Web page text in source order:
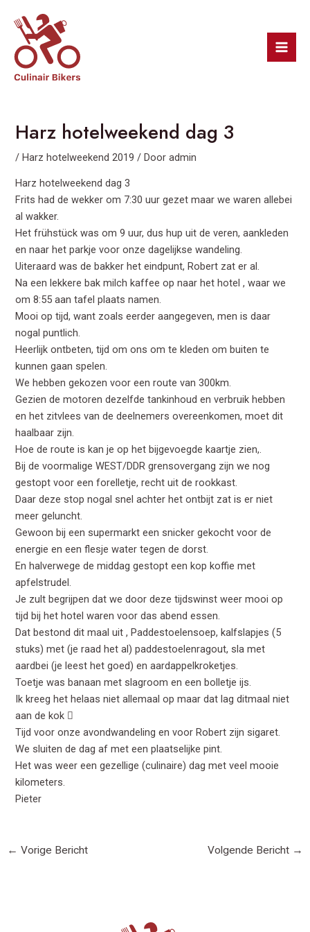
naar
inhoud
Harz hotelweekend dag 3
/Harz hotelweekend 2019 / Dooradmin
Harz hotelweekend dag 3
Frits had de wekker om 7:30 uur gezet maar we waren allebei
al wakker.
Het frühstück was om 9 uur, dus hup uit de veren, aankleden
en naar het parkje voor onze dagelijkse wandeling.
Uiteraard was de bakker het eindpunt, Robert zat er al.
Na een lekkere bak milch kaffee op naar het hotel , waar we
om 8:55 aan tafel plaats namen.
Mooi op tijd, want zoals eerder aangegeven, men is daar
nogal puntlich.
Heerlijk ontbeten, tijd om ons om te kleden om buiten te
kunnen gaan spelen.
We hebben gekozen voor een route van 300km.
Gezien de motoren dezelfde tankinhoud en verbruik hebben
en het zitvlees van de deelnemers overeenkomen, moet dit
haalbaar zijn.
Hoe de route is kan je op het bijgevoegde kaartje zien,.
Bij de voormalige WEST/DDR grensovergang zijn we nog
gestopt voor een forelletje, recht uit de rookkast.
Daar deze stop nogal snel achter het ontbijt zat is er niet
meer geluncht.
Gewoon bij een supermarkt een snicker gekocht voor de
energie en een flesje water tegen de dorst.
En halverwege de middag gestopt een kop koffie met
apfelstrudel.
Je zult begrijpen dat we door deze tijdswinst weer mooi op
tijd bij het hotel waren voor das abend essen.
Dat bestond dit maal uit , Paddestoelensoep, kalfslapjes (5
stuks) met (je raad het al) paddestoelenragout, sla met
aardbei (je leest het goed) en aardappelkroketjes.
Toetje was banaan met slagroom en een bolletje ijs.
Ik kreeg het helaas niet allemaal op maar dat lag ditmaal niet
aan de kok 
Tijd voor onze avondwandeling en voor Robert zijn sigaret.
We sluiten de dag af met een plaatselijke pint.
Het was weer een gezellige (culinaire) dag met veel mooie
kilometers.
Pieter
navigatie
← Vorige Bericht Volgende Bericht →